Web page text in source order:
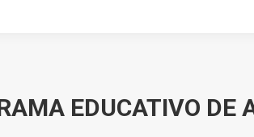
EDUCATIVO DE